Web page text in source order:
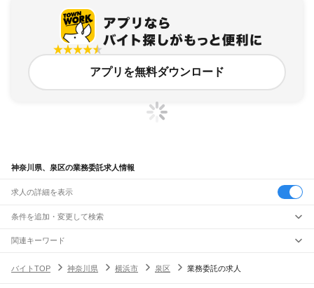
アプリを無料ダウンロード
神奈川県、泉区の業務委託求人情報
求人の詳細を表示
条件を追加・変更して検索
市区町村を追加・変更
神奈川県
すべて
駅を追加・変更
関連キーワード
神奈川県 横浜市 業務委託 内職神奈川県 横浜市 泉区 介護事務
バイトTOP 神奈川県 横浜市 泉区 業務委託の求人